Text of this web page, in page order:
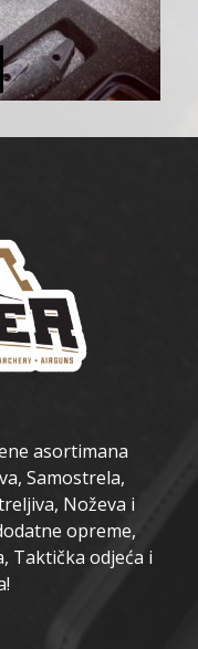
asortimana
Samostrela,
Noževa i
opreme,
Taktička odjeća i